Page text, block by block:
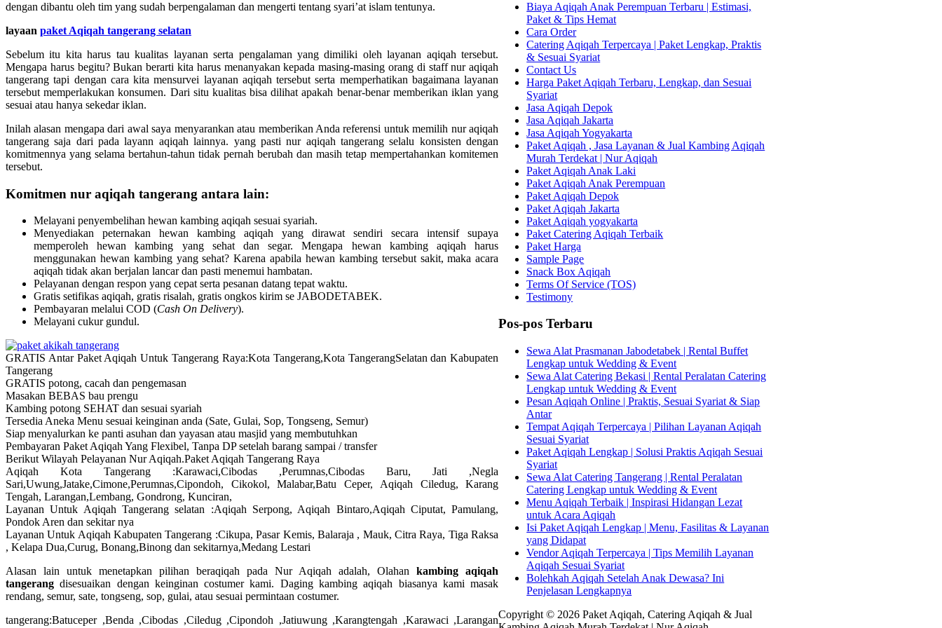
dengan dibantu oleh tim yang sudah berpengalaman dan mengerti tentang syari’at islam tentunya.
layaan paket Aqiqah tangerang selatan
Sebelum itu kita harus tau kualitas layanan serta pengalaman yang dimiliki oleh layanan aqiqah tersebut.
Mengapa harus begitu? Bukan berarti kita harus menanyakan kepada masing-masing orang di staff nur aqiqah
tangerang tapi dengan cara kita mensurvei layanan aqiqah tersebut serta memperhatikan bagaimana layanan
tersebut memperlakukan konsumen. Dari situ kualitas bisa dilihat apakah benar-benar memberikan iklan yang
sesuai atau hanya sekedar iklan.
Inilah alasan mengapa dari awal saya menyarankan atau memberikan Anda referensi untuk memilih nur aqiqah
tangerang saja dari pada layann aqiqah lainnya. yang pasti nur aqiqah tangerang selalu konsisten dengan
komitmennya yang selama bertahun-tahun tidak pernah berubah dan masih tetap mempertahankan komitemen
tersebut.
Komitmen nur aqiqah tangerang antara lain:
Melayani penyembelihan hewan kambing aqiqah sesuai syariah.
Menyediakan peternakan hewan kambing aqiqah yang dirawat sendiri secara intensif supaya
memperoleh hewan kambing yang sehat dan segar. Mengapa hewan kambing aqiqah harus
menggunakan hewan kambing yang sehat? Karena apabila hewan kambing tersebut sakit, maka acara
aqiqah tidak akan berjalan lancar dan pasti menemui hambatan.
Pelayanan dengan respon yang cepat serta pesanan datang tepat waktu.
Gratis setifikas aqiqah, gratis risalah, gratis ongkos kirim se JABODETABEK.
Pembayaran melalui COD (Cash On Delivery).
Melayani cukur gundul.
GRATIS Antar Paket Aqiqah Untuk Tangerang Raya:Kota Tangerang,Kota TangerangSelatan dan Kabupaten
Tangerang
GRATIS potong, cacah dan pengemasan
Masakan BEBAS bau prengu
Kambing potong SEHAT dan sesuai syariah
Tersedia Aneka Menu sesuai keinginan anda (Sate, Gulai, Sop, Tongseng, Semur)
Siap menyalurkan ke panti asuhan dan yayasan atau masjid yang membutuhkan
Pembayaran Paket Aqiqah Yang Flexibel, Tanpa DP setelah barang sampai / transfer
Berikut Wilayah Pelayanan Nur Aqiqah.Paket Aqiqah Tangerang Raya
Aqiqah Kota Tangerang :Karawaci,Cibodas ,Perumnas,Cibodas Baru, Jati ,Negla
Sari,Uwung,Jatake,Cimone,Perumnas,Cipondoh, Cikokol, Malabar,Batu Ceper, Aqiqah Ciledug, Karang
Tengah, Larangan,Lembang, Gondrong, Kunciran,
Layanan Untuk Aqiqah Tangerang selatan :Aqiqah Serpong, Aqiqah Bintaro,Aqiqah Ciputat, Pamulang,
Pondok Aren dan sekitar nya
Layanan Untuk Aqiqah Kabupaten Tangerang :Cikupa, Pasar Kemis, Balaraja , Mauk, Citra Raya, Tiga Raksa
, Kelapa Dua,Curug, Bonang,Binong dan sekitarnya,Medang Lestari
Alasan lain untuk menetapkan pilihan beraqiqah pada Nur Aqiqah adalah, Olahankambing aqiqah
tangerang disesuaikan dengan keinginan costumer kami. Daging kambing aqiqah biasanya kami masak
rendang, semur, sate, tongseng, sop, gulai, atau sesuai permintaan costumer.
tangerang:Batuceper ,Benda ,Cibodas ,Ciledug ,Cipondoh ,Jatiuwung ,Karangtengah ,Karawaci ,Larangan
Biaya Aqiqah Anak Perempuan Terbaru | Estimasi,
Paket & Tips Hemat
Cara Order
Catering Aqiqah Terpercaya | Paket Lengkap, Praktis
& Sesuai Syariat
Contact Us
Harga Paket Aqiqah Terbaru, Lengkap, dan Sesuai
Syariat
Jasa Aqiqah Depok
Jasa Aqiqah Jakarta
Jasa Aqiqah Yogyakarta
Paket Aqiqah , Jasa Layanan & Jual Kambing Aqiqah
Murah Terdekat | Nur Aqiqah
Paket Aqiqah Anak Laki
Paket Aqiqah Anak Perempuan
Paket Aqiqah Depok
Paket Aqiqah Jakarta
Paket Aqiqah yogyakarta
Paket Catering Aqiqah Terbaik
Paket Harga
Sample Page
Snack Box Aqiqah
Terms Of Service (TOS)
Testimony
Pos-pos Terbaru
Sewa Alat Prasmanan Jabodetabek | Rental Buffet
Lengkap untuk Wedding & Event
Sewa Alat Catering Bekasi | Rental Peralatan Catering
Lengkap untuk Wedding & Event
Pesan Aqiqah Online | Praktis, Sesuai Syariat & Siap
Antar
Tempat Aqiqah Terpercaya | Pilihan Layanan Aqiqah
Sesuai Syariat
Paket Aqiqah Lengkap | Solusi Praktis Aqiqah Sesuai
Syariat
Sewa Alat Catering Tangerang | Rental Peralatan
Catering Lengkap untuk Wedding & Event
Menu Aqiqah Terbaik | Inspirasi Hidangan Lezat
untuk Acara Aqiqah
Isi Paket Aqiqah Lengkap | Menu, Fasilitas & Layanan
yang Didapat
Vendor Aqiqah Terpercaya | Tips Memilih Layanan
Aqiqah Sesuai Syariat
Bolehkah Aqiqah Setelah Anak Dewasa? Ini
Penjelasan Lengkapnya
Copyright © 2026 Paket Aqiqah, Catering Aqiqah & Jual